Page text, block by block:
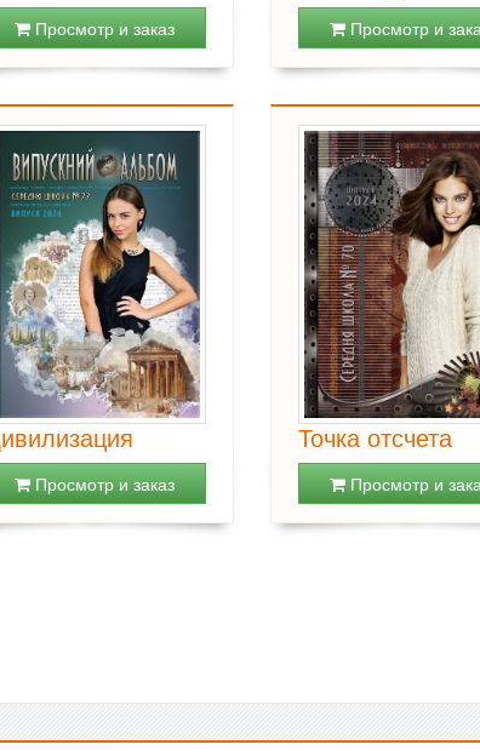
Просмотр и заказ Просмотр и
Просмотр и заказ
Точка отсчета
Просмотр и